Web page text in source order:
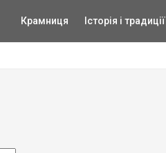
Крамниця Історія і традиції